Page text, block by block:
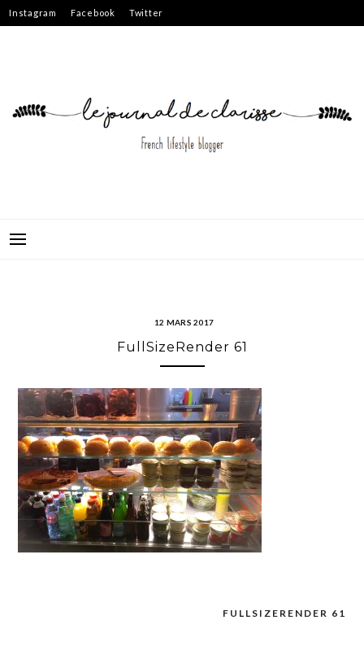
Skip
to
Instagram Facebook Twitter
12 MARS 2017
FullSizeRender 61
FULLSIZERENDER 61